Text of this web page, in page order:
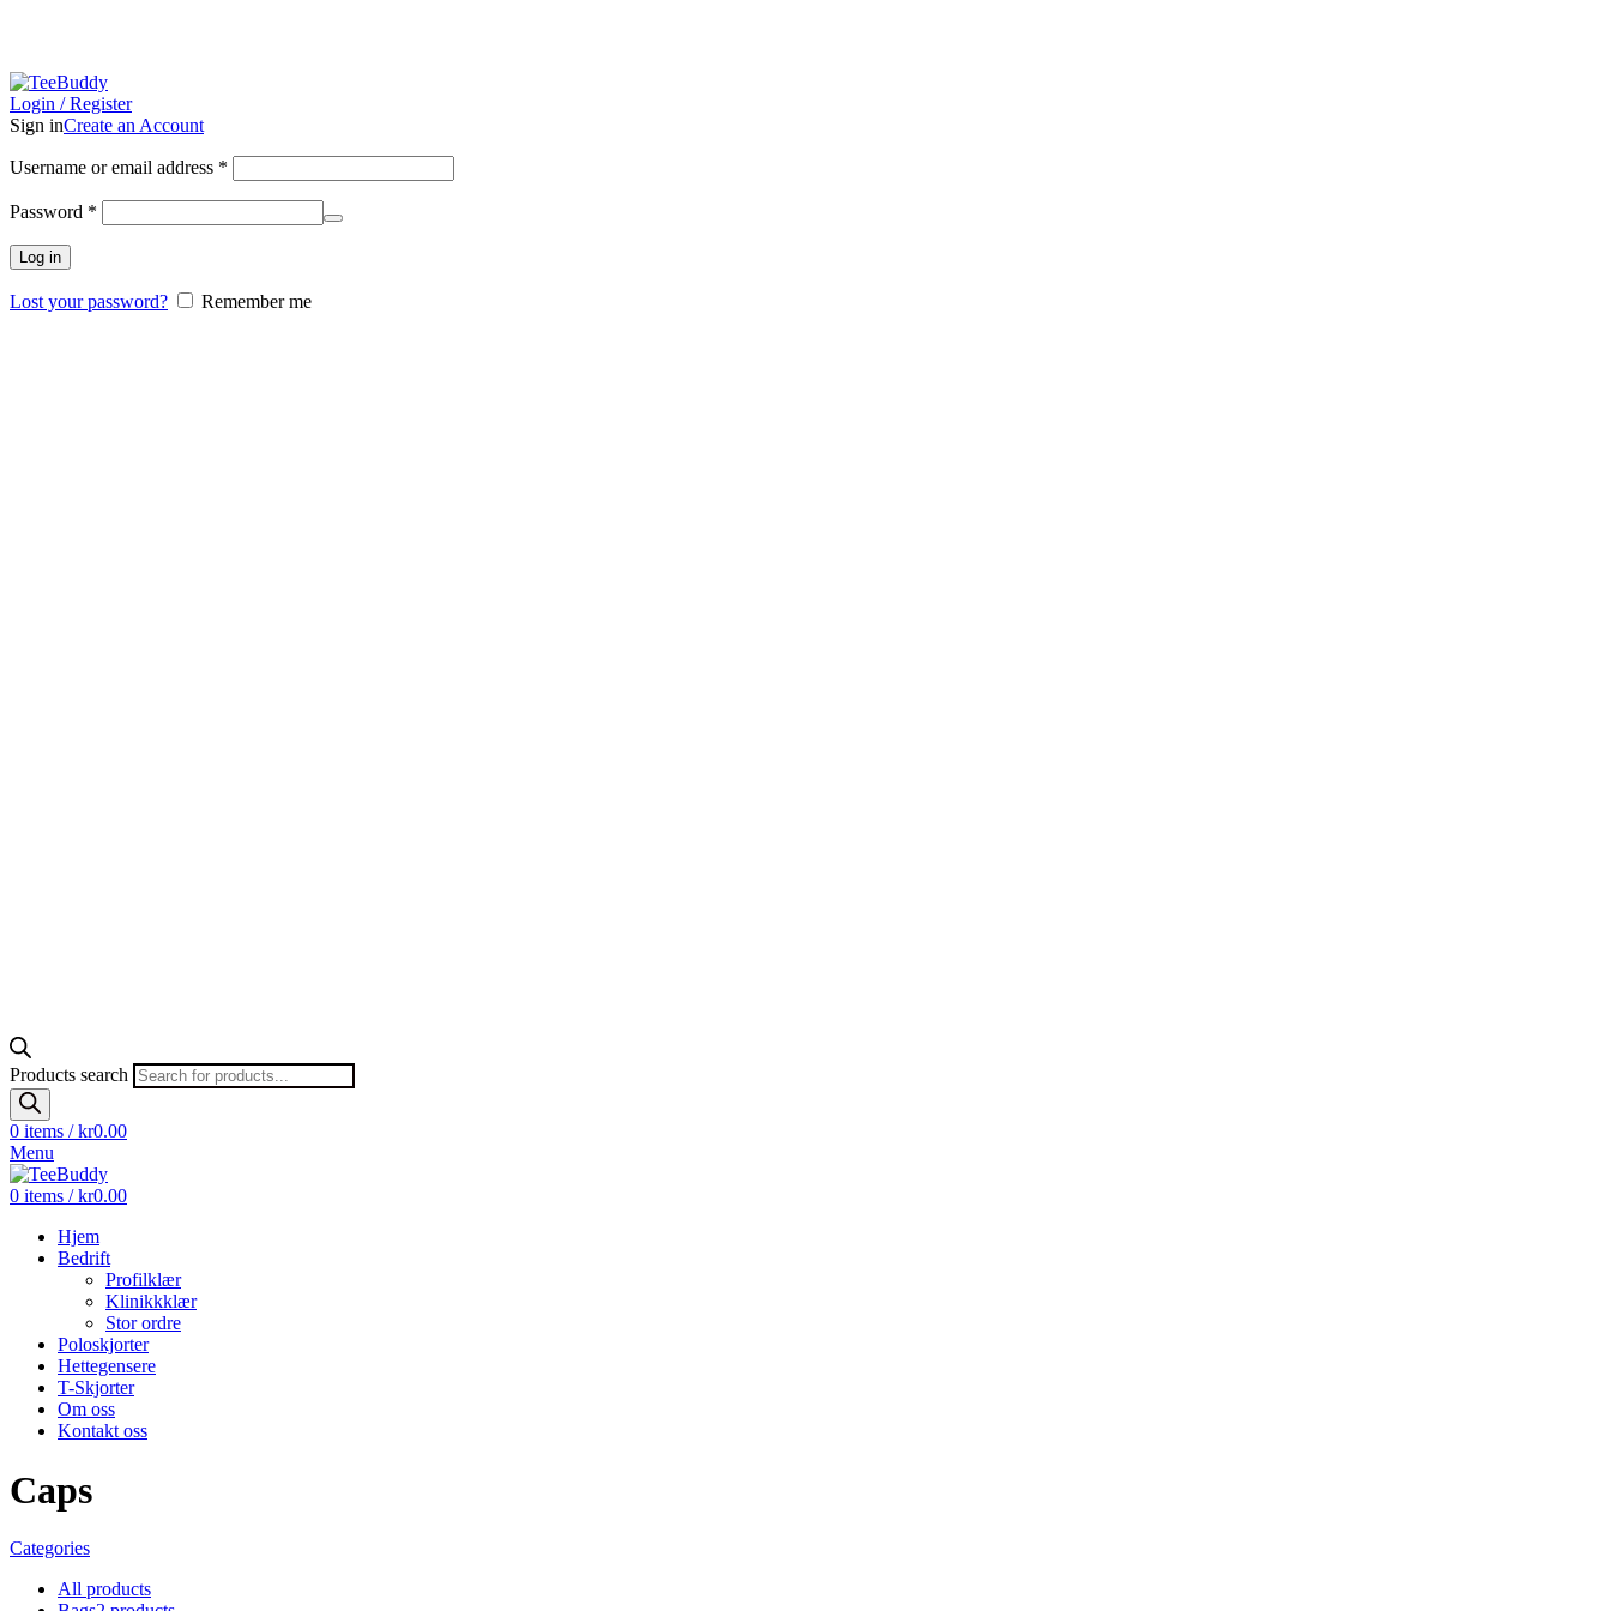
Login / Register
Sign inCreate an Account
Username or email address *
Password *
Log in
Lost your password? Remember me
Products search
0 items / kr0.00
Menu
0 items / kr0.00
Hjem
Bedrift
Profilklær
Klinikkklær
Stor ordre
Poloskjorter
Hettegensere
T-Skjorter
Om oss
Kontakt oss
Caps
Categories
All products